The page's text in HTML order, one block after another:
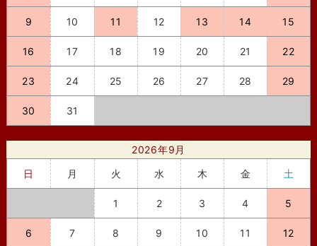
9 10 11 12 13 14 15
16 17 18 19 20 21 22
23 24 25 26 27 28 29
30 31
2026年9月
日
月 火 水 木 金 土
1 2 3 4 5
6 7 8 9 10 11 12